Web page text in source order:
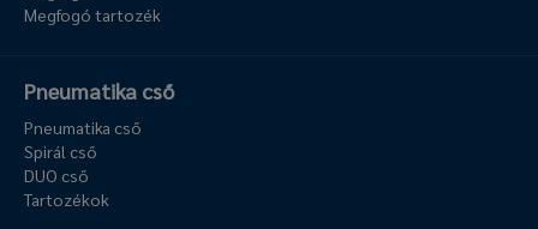
Megfogó tartozék
Pneumatika cső
Pneumatika cső
Spirál cső
DUO cső
Tartozékok